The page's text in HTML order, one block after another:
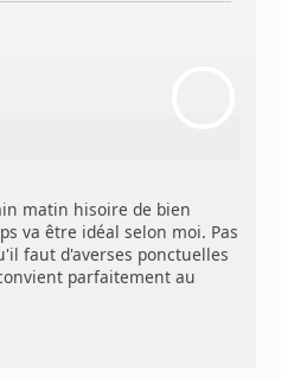
matin hisoire de bien
va être idéal selon moi. Pas
faut d'averses ponctuelles
parfaitement au